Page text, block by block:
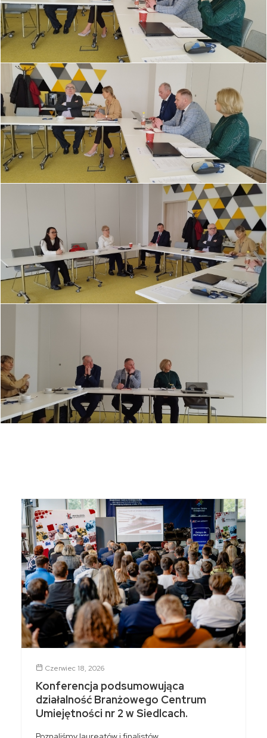
Czerwiec 18, 2026
Konferencja podsumowująca
działalność Branżowego Centrum
Umiejętności nr 2 w Siedlcach.